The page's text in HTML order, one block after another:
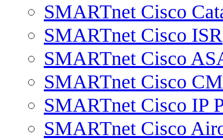
SMARTnet Cisco
SMARTnet Cisco ISR
SMARTnet Cisco
SMARTnet Cisco
SMARTnet Cisco IP
SMARTnet Cisco